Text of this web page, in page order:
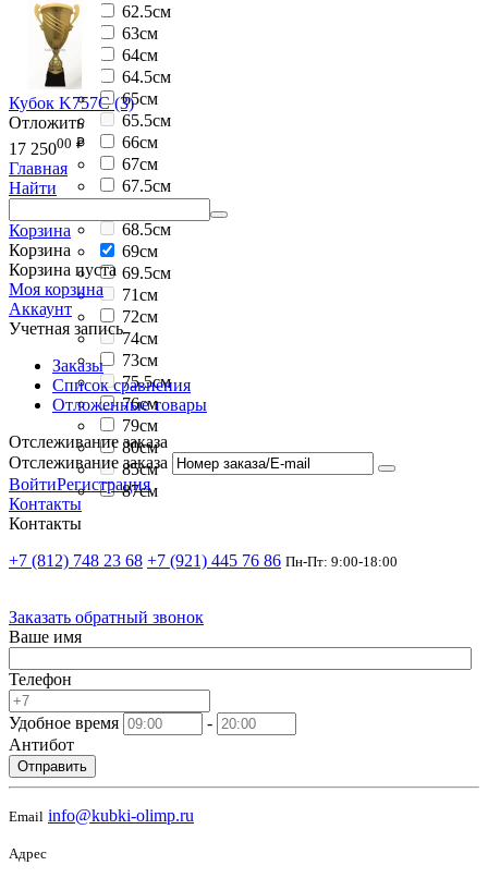
62.5см
63см
64см
64.5см
65см
65.5см
66см
67см
67.5см
68.5см
69см
69.5см
71см
72см
74см
73см
75.5см
76см
79см
80см
85см
87см
Кубок K757C (3)
Отложить
17 25000 ₽
Главная
Найти
Корзина
Корзина
Корзина пуста
Моя корзина
Аккаунт
Учетная запись
Заказы
Список сравнения
Отложенные товары
Отслеживание заказа
Отслеживание заказа
ВойтиРегистрация
Контакты
Контакты
+7 (812) 748 23 68 +7 (921) 445 76 86 Пн-Пт: 9:00-18:00
Заказать обратный звонок
Ваше имя
Телефон
Удобное время
-
Антибот
Отправить
Email info@kubki-olimp.ru
Адрес